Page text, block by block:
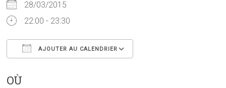
28/03/2015
22:00 - 23:30
AJOUTER AU CALENDRIER
OÙ